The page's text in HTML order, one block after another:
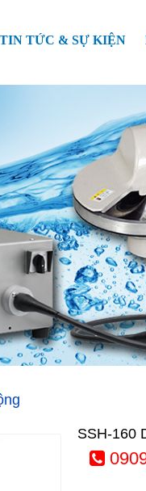
TIN TỨC & SỰ KIỆN
SSH-160